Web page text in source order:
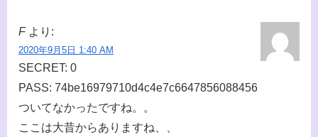
F より:
2020年9月5日 1:40 AM
SECRET: 0
PASS: 74be16979710d4c4e7c6647856088456
ついてなかったですね。。
ここは大昔からありますね、、